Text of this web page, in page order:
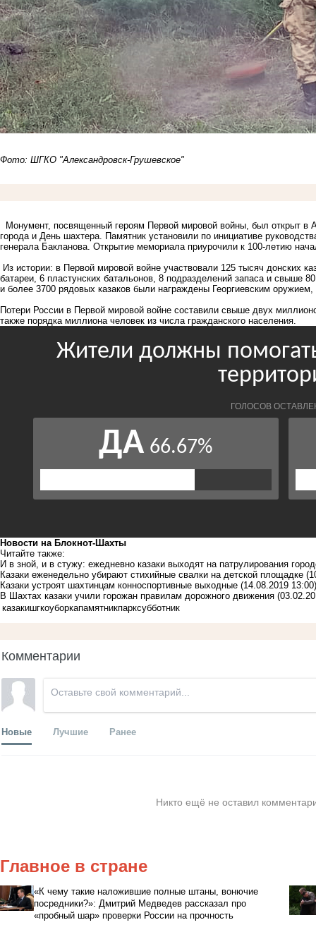
Фото: ШГКО "Александровск-Грушевское"
Монумент, посвященный героям Первой мировой войны, был открыт в
города и День шахтера. Памятник установили по инициативе
генерала Бакланова. Открытие мемориала приурочили к 100-летию
Из истории: в Первой мировой войне участвовали 125 тысяч донских
батареи, 6 пластунских батальонов, 8 подразделений запаса и свыше
и более 3700 рядовых казаков были награждены Георгиевским
Потери России в Первой мировой войне составили свыше двух
также порядка миллиона человек из числа гражданского населения.
Новости на Блoкнoт-Шахты
Читайте также:
И в зной, и в стужу: ежедневно казаки выходят на патрулирования
Казаки еженедельно убирают стихийные свалки на детской площадке
Казаки устроят шахтинцам конноспортивные выходные (14.08.2019 13:00)
В Шахтах казаки учили горожан правилам дорожного движения
казакишгкоуборкапамятникпарксубботник
Комментарии
Новые Лучшие Ранее
Никто ещё не оставил
Главное в стране
«К чему такие наложившие полные штаны, вонючие
посредники?»: Дмитрий Медведев рассказал про
«пробный шар» проверки России на прочность